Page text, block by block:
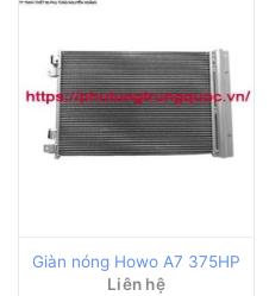
Giàn nóng Howo A7 375HP
Liên hệ